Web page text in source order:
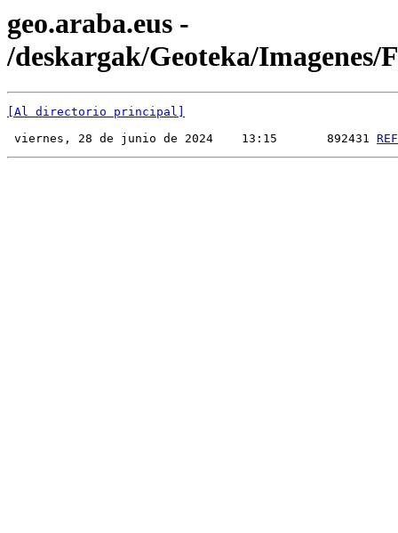
geo.araba.eus -
/deskargak/Geoteka/Imagenes/
[Al directorio principal]
viernes, 28 de junio de 2024    13:15       892431